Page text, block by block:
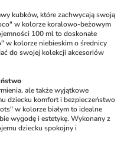
kubków, które zachwycają swoją
w kolorze koralowo-beżowym
100 ml to doskonałe
w kolorze niebieskim o średnicy
do swojej kolekcji akcesoriów
ale także wyjątkowe
dziecku komfort i bezpieczeństwo
w kolorze białym to idealne
wygodę i estetykę. Wykonany z
dziecku spokojny i